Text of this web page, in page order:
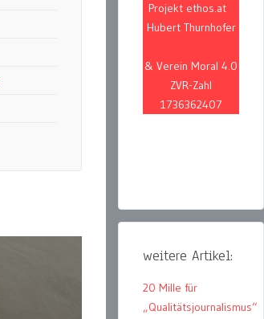
Projekt ethos.at
Hubert Thurnhofer
& Verein Moral 4.0
ZVR-Zahl
1736362407
weitere Artikel:
20 Mille für
„Qualitätsjournalismus“